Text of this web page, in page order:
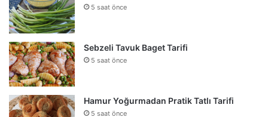
5 saat önce
Sebzeli Tavuk Baget Tarifi
5 saat önce
Hamur Yoğurmadan Pratik Tatlı Tarifi
5 saat önce